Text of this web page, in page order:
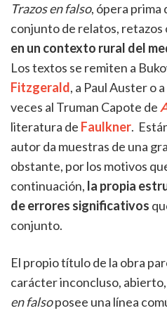
Trazos en falso, ópera prima
conjunto de relatos, retazos
en un contexto rural del
Los textos se remiten a
Fitzgerald, a Paul Auster o
veces al Truman Capote de
literatura de Faulkner.
autor da muestras de una
obstante, por los motivos
continuación, la propia
de errores significativos
conjunto.
El propio título de la obra
carácter inconcluso,
en falsoposee una línea